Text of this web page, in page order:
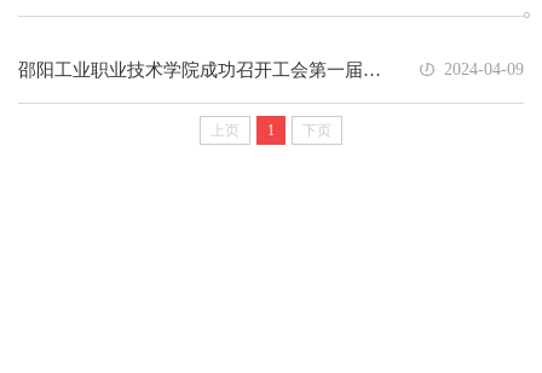
2024-04-09
邵阳工业职业技术学院成功召开工会第一届第一次会员代表大会
上页 1 下页